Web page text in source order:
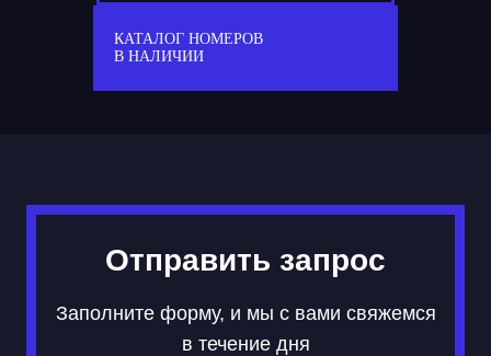
КАТАЛОГ НОМЕРОВ
В НАЛИЧИИ
Отправить запрос
Заполните форму, и мы с вами свяжемся
в течение дня